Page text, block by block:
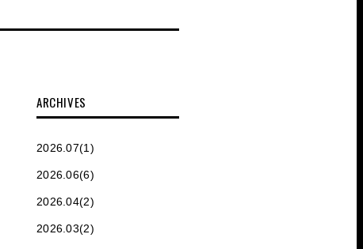
ARCHIVES
2026.07(1)
2026.06(6)
2026.04(2)
2026.03(2)